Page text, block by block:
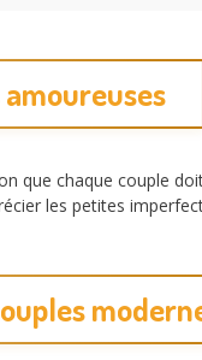
que chaque couple
les petites